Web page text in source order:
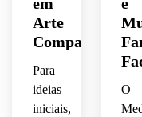
exposição,
composição
de
paisagem
porém
naturais,
pastéis
naturais,
profundidade
em
camadas,
neblina
Arte
Compartilhável
Para
ideias
iniciais,
O